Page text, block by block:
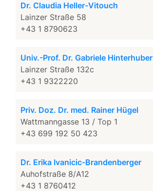
Dr. Claudia Heller-Vitouch
Lainzer Straße 58
+43 1 8790623
Univ.-Prof. Dr. Gabriele Hinterhuber
Lainzer Straße 132c
+43 1 9322220
Priv. Doz. Dr. med. Rainer Hügel
Wattmanngasse 13 / Top 1
+43 699 192 50 423
Dr. Erika Ivanicic-Brandenberger
Auhofstraße 8/A12
+43 1 8760412